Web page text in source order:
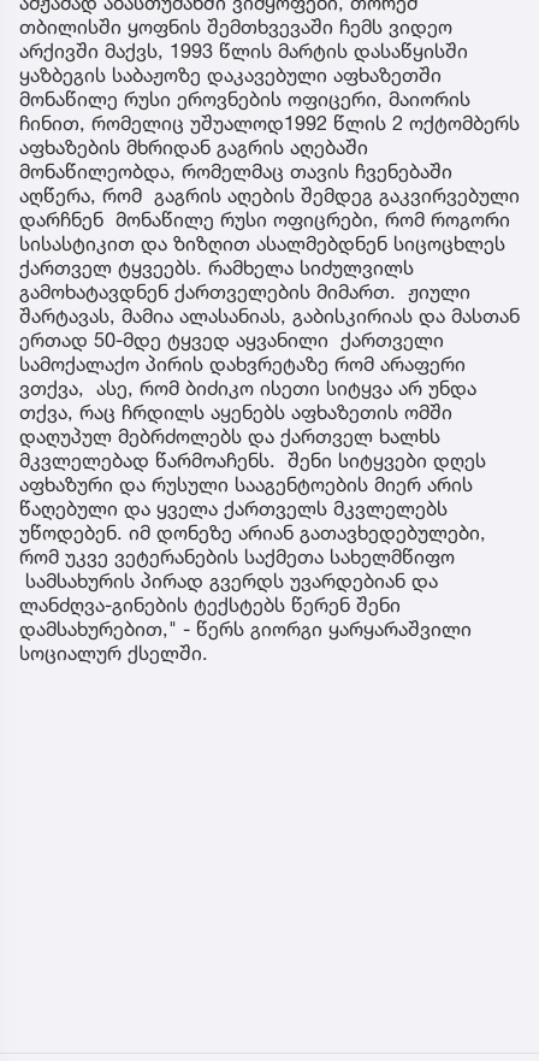
თბილისში ყოფნის შემთხვევაში ჩემს ვიდეო
არქივში მაქვს, 1993 წლის მარტის დასაწყისში
ყაზბეგის საბაჟოზე დაკავებული აფხაზეთში
მონაწილე რუსი ეროვნების ოფიცერი, მაიორის
ჩინით, რომელიც უშუალოდ1992 წლის 2 ოქტომბერს
აფხაზების მხრიდან გაგრის აღებაში
მონაწილეობდა, რომელმაც თავის ჩვენებაში
აღწერა, რომ გაგრის აღების შემდეგ გაკვირვებული
დარჩნენ მონაწილე რუსი ოფიცრები, რომ როგორი
სისასტიკით და ზიზღით ასალმებდნენ სიცოცხლეს
ქართველ ტყვეებს. რამხელა სიძულვილს
გამოხატავდნენ ქართველების მიმართ. ჟიული
შარტავას, მამია ალასანიას, გაბისკირიას და მასთან
ერთად 50-მდე ტყვედ აყვანილი ქართველი
სამოქალაქო პირის დახვრეტაზე რომ არაფერი
ვთქვა, ასე, რომ ბიძიკო ისეთი სიტყვა არ უნდა
თქვა, რაც ჩრდილს აყენებს აფხაზეთის ომში
დაღუპულ მებრძოლებს და ქართველ ხალხს
მკვლელებად წარმოაჩენს. შენი სიტყვები დღეს
აფხაზური და რუსული სააგენტოების მიერ არის
წაღებული და ყველა ქართველს მკვლელებს
უწოდებენ. იმ დონეზე არიან გათავხედებულები,
რომ უკვე ვეტერანების საქმეთა სახელმწიფო
სამსახურის პირად გვერდს უვარდებიან და
ლანძღვა-გინების ტექსტებს წერენ შენი
დამსახურებით," - წერს გიორგი ყარყარაშვილი
სოციალურ ქსელში.